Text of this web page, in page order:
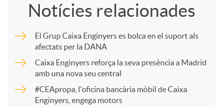
m
p
a
Notícies relacionades
El Grup Caixa Enginyers es bolca en el suport als
afectats per la DANA
Caixa Enginyers reforça la seva presència a Madrid
amb una nova seu central
#CEApropa, l'oficina bancària mòbil de Caixa
Enginyers, engega motors